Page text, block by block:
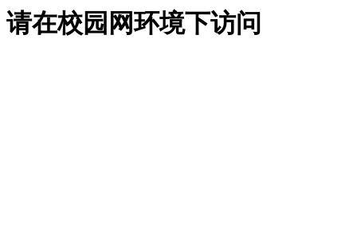
请在校园网环境下访问